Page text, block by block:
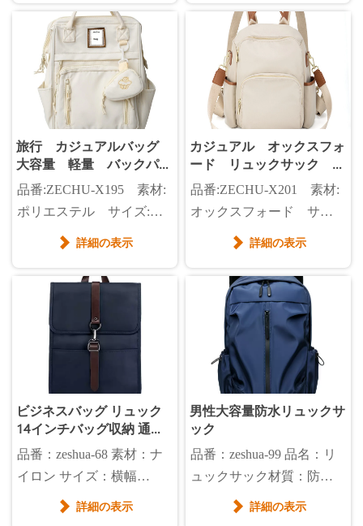
29*高さ39*マチ16cm（小
サイズ）
旅行 カジュアルバッグ
大容量 軽量 バックパッ
ク
品番:ZECHU-X195 素材:
ポリエステル サイズ:カ
スタマイズ カラー:アイ
 詳細の表示
カジュアル オックスフォ
ード リュックサック バ
ックパック レディースバ
ッグ レディースファッシ
ョン 3wayバッグ
品番:ZECHU-X201 素材:
オックスフォード サイ
ズ:広さ33*高さ37*マチ
さ32*マチ13cm(小サイズ)
 詳細の表示
ビジネスバッグ リュック
14インチバッグ収納 通勤
旅行
品番：zeshua-68 素材：ナ
イロン サイズ：横幅
28CM*縦幅38cm カラー：
 詳細の表示
男性大容量防水リュックサ
ック
品番：zeshua-99 品名：リ
ュックサック材質：防水
オックスフォード 色：
 詳細の表示